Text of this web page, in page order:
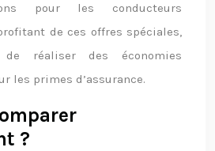
pour les conducteurs
de ces offres spéciales,
réaliser des économies
les primes d’assurance.
?